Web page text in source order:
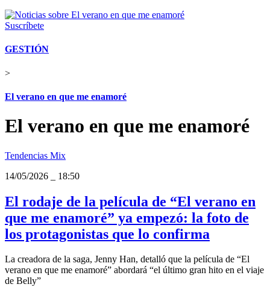
Suscríbete
GESTIÓN
>
El verano en que me enamoré
El verano en que me enamoré
Tendencias Mix
14/05/2026
18:50
El rodaje de la película de “El verano en
que me enamoré” ya empezó: la foto de
los protagonistas que lo confirma
La creadora de la saga, Jenny Han, detalló que la película de “El
verano en que me enamoré” abordará “el último gran hito en el viaje
de Belly”